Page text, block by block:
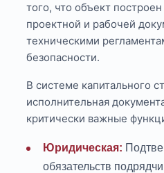
того, что объект
проектной и рабочей
техническими
безопасности.
В системе капитального
исполнительная
критически важные
Юридическая:
обязательств